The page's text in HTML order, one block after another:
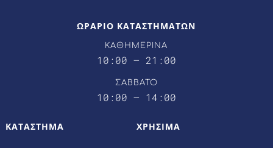
ΩΡΑΡΙΟ ΚΑΤΑΣΤΗΜΑΤΩΝ
ΚΑΘΗΜΕΡΙΝΑ
10:00 – 21:00
ΣΑΒΒΑΤΟ
10:00 – 14:00
ΚΑΤΑΣΤΗΜΑ ΧΡΗΣΙΜΑ